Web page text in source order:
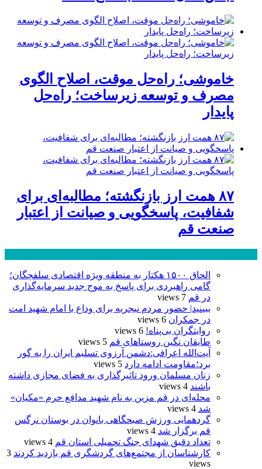
خاموشی؛ راه‌حل موقت، اصلاح الگوی
مصرف و توسعه زیرساخت؛ راه‌حل
پایدار
۸۷ همت ارز بازنگشته؛ مطالبه‌ای برای
شفافیت، پاسخگویی و صیانت از اعتبار
صنعت قم
الحاق ۱۵۰۰ هکتار به منطقه ویژه اقتصادی سلفچگان؛
گامی راهبردی برای پاسخ به موج جدید سرمایه‌گذاری
در قم 7 views
ببینید| حضور مردم نیجریه برای وداع با امام شهید امت
در جمکران 6 views
روایتگران بی‌پناه! 6 views
طایقان نگین روستاهای قم 5 views
آیت‌الله اعرافی:دشمن آرزوی تسلیم ایران را به گور
برد؛مقاومت ادامه دارد 5 views
زنان مسلمان ورود تاثیرگذاری به فضای مجازی داشته
باشند 4 views
محله‌ای در قم مزین به نام شهید مدافع حرم «مکیان»
شد 4 views
گردهمایی ورزش صبحگاهی بانوان در بوستان نرگس
قم برگزار شد 4 views
تعداد دقیق شهدای جنگ تحمیلی استان قم 4 views
کارشناسان از مجتمع‌های گردشگری قم بازدید کردند 3
views